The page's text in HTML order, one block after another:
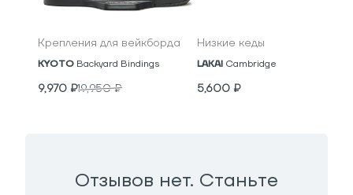
Крепления для вейкборда
KYOTO Backyard Bindings
9,970 ₽19,950₽
Низкие кеды
LAKAI Cambridge
5,600 ₽
Отзывов нет. Станьте